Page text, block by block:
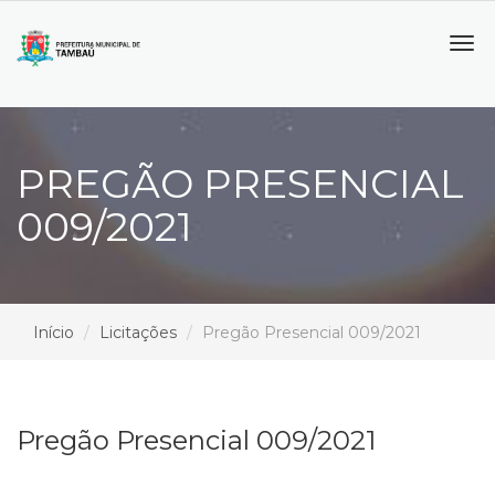
PREGÃO PRESENCIAL
009/2021
Início Licitações Pregão Presencial 009/2021
Pregão Presencial 009/2021